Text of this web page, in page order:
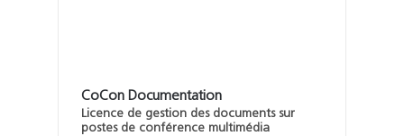
CoCon Documentation
Licence de gestion des documents sur
postes de conférence multimédia